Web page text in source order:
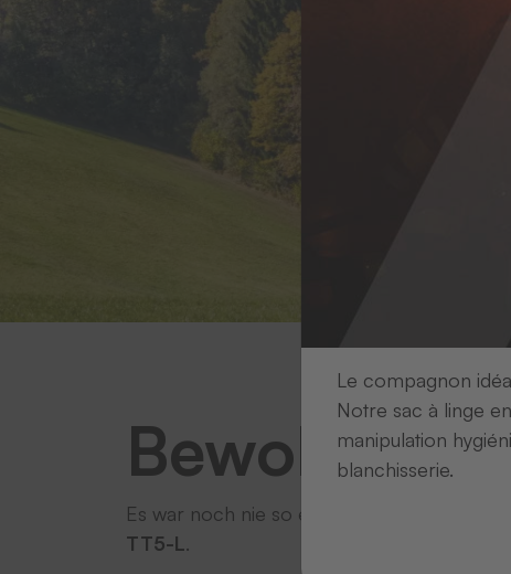
Es war noch nie so einfach in Ihrer
TT5-L.
Le compagnon
Notre sac à linge
manipulation
blanchisserie.